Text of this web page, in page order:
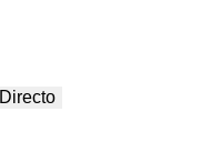
Directo